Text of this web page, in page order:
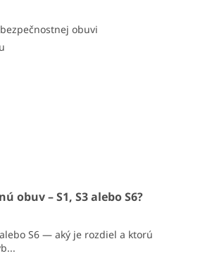
obuvi
obuv – S1, S3 alebo S6?
S6 — aký je rozdiel a ktorú